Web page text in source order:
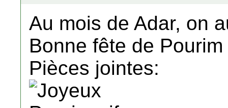
Au mois de Adar, on
Bonne fête de
Pièces jointes: